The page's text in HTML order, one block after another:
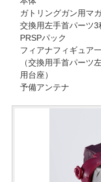
ガトリングガン用マ
交換用左手首パーツ3
PRSPパック
フィアナフィギュア
（交換用手首パーツ
用台座）
予備アンテナ